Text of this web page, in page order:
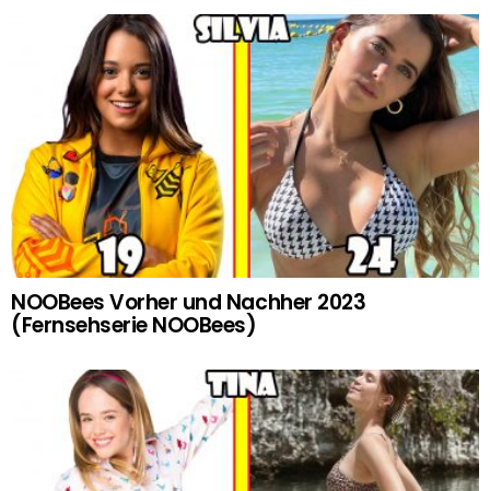
NOOBees Vorher und Nachher 2023
(Fernsehserie NOOBees)